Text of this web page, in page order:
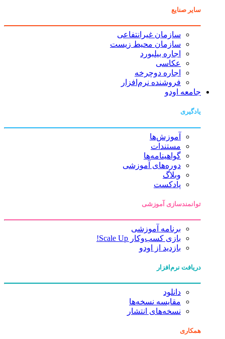
سایر صنایع
سازمان غیرانتفاعی
سازمان محیط زیست
اجاره بیلبورد
عکاسی
اجاره دوچرخه
فروشنده نرم‌افزار
جامعه اودو
یادگیری
آموزش‌ها
مستندات
گواهینامه‌ها
دوره‌های آموزشی
وبلاگ
پادکست
توانمندسازی آموزشی
برنامه آموزشی
بازی کسب‌وکار Scale Up!
بازدید از اودو
دریافت نرم‌افزار
دانلود
مقایسه نسخه‌ها
نسخه‌های انتشار
همکاری